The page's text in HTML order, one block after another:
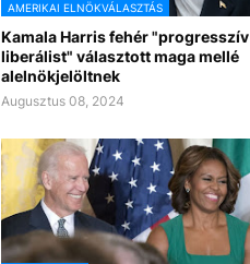
AMERIKAI ELNÖKVÁLASZTÁS
Kamala Harris fehér "progresszív
liberálist" választott maga mellé
alelnökjelöltnek
Augusztus 08, 2024